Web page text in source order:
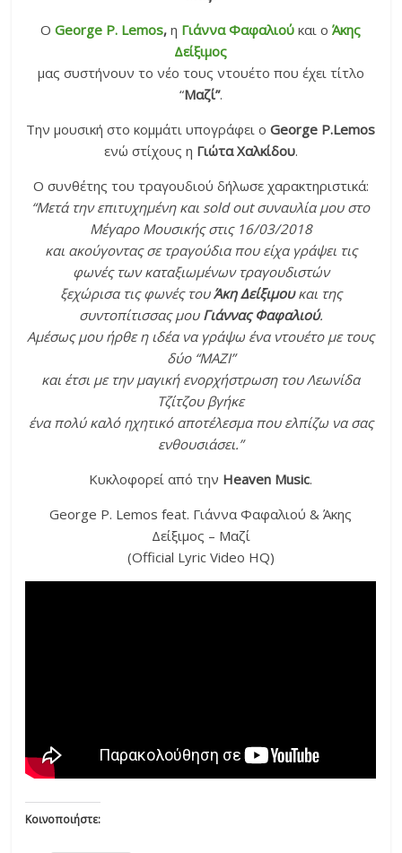
ΟGeorge P. Lemos, η Γιάννα Φαφαλιού και οΆκης
Δείξιμος
μας συστήνουν το νέο τους ντουέτο που έχει τίτλο
“Μαζί”.
Την μουσική στο κομμάτι υπογράφει οGeorge P.Lemos
ενώ στίχους η Γιώτα Χαλκίδου.
Ο συνθέτης του τραγουδιού δήλωσε χαρακτηριστικά:
“Μετά την επιτυχημένη και sold out συναυλία μου στο
Μέγαρο Μουσικής στις 16/03/2018
και ακούγοντας σε τραγούδια που είχα γράψει τις
φωνές των καταξιωμένων τραγουδιστών
ξεχώρισα τις φωνές τουΆκη Δείξιμουκαι της
συντοπίτισσας μου Γιάννας Φαφαλιού.
Αμέσως μου ήρθε η ιδέα να γράψω ένα ντουέτο με τους
δύο “ΜΑΖΙ”
και έτσι με την μαγική ενορχήστρωση του Λεωνίδα
Τζίτζου βγήκε
ένα πολύ καλό ηχητικό αποτέλεσμα που ελπίζω να σας
ενθουσιάσει.”
Κυκλοφορεί από την Heaven Music.
George P. Lemos feat. Γιάννα Φαφαλιού & Άκης
Δείξιμος – Μαζί
(Official Lyric Video HQ)
Κοινοποιήστε: